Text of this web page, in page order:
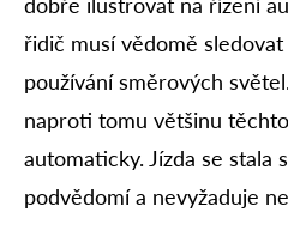
dobře ilustrovat na řízení
řidič musí vědomě
používání směrových
naproti tomu většinu
automaticky. Jízda se stala
podvědomí a nevyžaduje